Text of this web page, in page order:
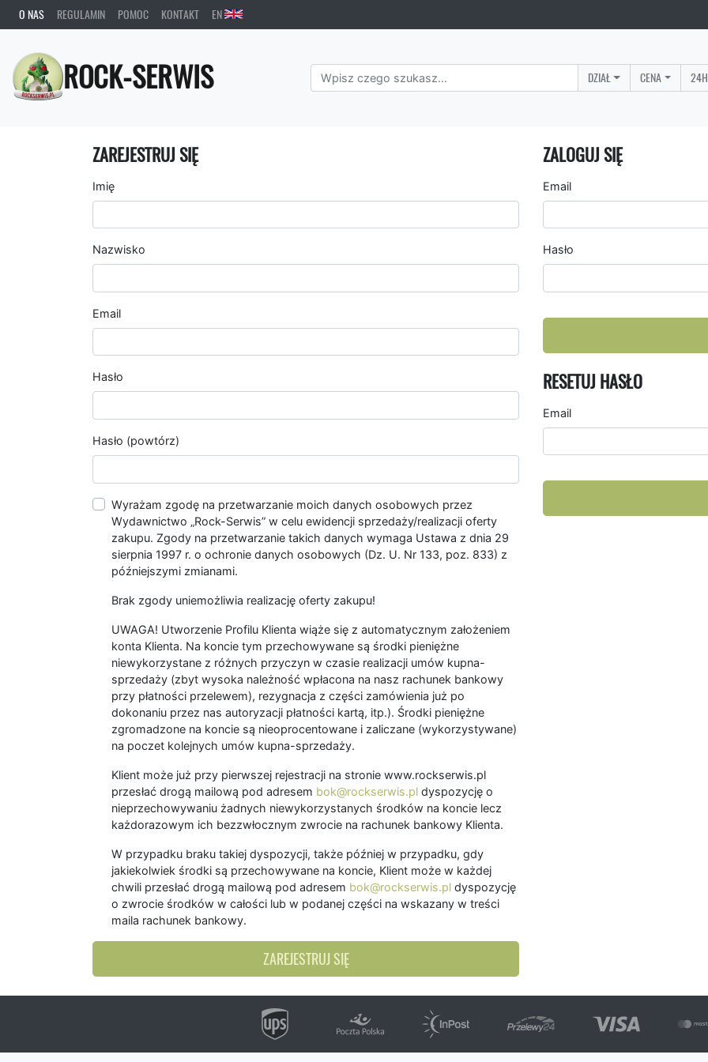
O NAS REGULAMIN POMOC KONTAKT EN
ROCK-SERWIS DZIAŁ CENA
ZAREJESTRUJ SIĘ
Imię
Nazwisko
Email
Hasło
Hasło (powtórz)
Wyrażam zgodę na przetwarzanie moich danych osobowych przez
Wydawnictwo „Rock-Serwis” w celu ewidencji sprzedaży/realizacji oferty
zakupu. Zgody na przetwarzanie takich danych wymaga Ustawa z dnia 29
sierpnia 1997 r. o ochronie danych osobowych (Dz. U. Nr 133, poz. 833) z
późniejszymi zmianami.
Brak zgody uniemożliwia realizację oferty zakupu!
UWAGA! Utworzenie Profilu Klienta wiąże się z automatycznym założeniem
konta Klienta. Na koncie tym przechowywane są środki pieniężne
niewykorzystane z różnych przyczyn w czasie realizacji umów kupna-
sprzedaży (zbyt wysoka należność wpłacona na nasz rachunek bankowy
przy płatności przelewem), rezygnacja z części zamówienia już po
dokonaniu przez nas autoryzacji płatności kartą, itp.). Środki pieniężne
zgromadzone na koncie są nieoprocentowane i zaliczane (wykorzystywane)
na poczet kolejnych umów kupna-sprzedaży.
Klient może już przy pierwszej rejestracji na stronie www.rockserwis.pl
przesłać drogą mailową pod adresem bok@rockserwis.pl dyspozycję o
nieprzechowywaniu żadnych niewykorzystanych środków na koncie lecz
każdorazowym ich bezzwłocznym zwrocie na rachunek bankowy Klienta.
W przypadku braku takiej dyspozycji, także później w przypadku, gdy
jakiekolwiek środki są przechowywane na koncie, Klient może w każdej
chwili przesłać drogą mailową pod adresem bok@rockserwis.pl dyspozycję
o zwrocie środków w całości lub w podanej części na wskazany w treści
maila rachunek bankowy.
ZAREJESTRUJ SIĘ
ZALOGUJ SIĘ
Email
Hasło
RESETUJ HASŁO
Email